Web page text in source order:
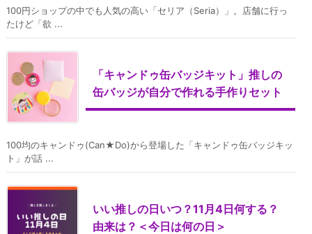
100円ショップの中でも人気の高い「セリア（Seria）」。店舗に行っ
たけど「欲 ...
「キャンドゥ缶バッジキット」推しの
缶バッジが自分で作れる手作りセット
100均のキャンドゥ(Can★Do)から登場した「キャンドゥ缶バッジキッ
ト」が話 ...
いい推しの日いつ？11月4日何する？
由来は？＜今日は何の日＞